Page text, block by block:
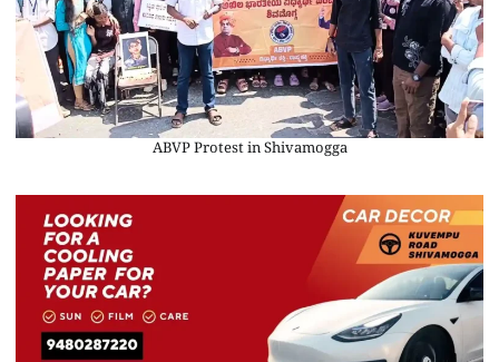
ABVP Protest in Shivamogga